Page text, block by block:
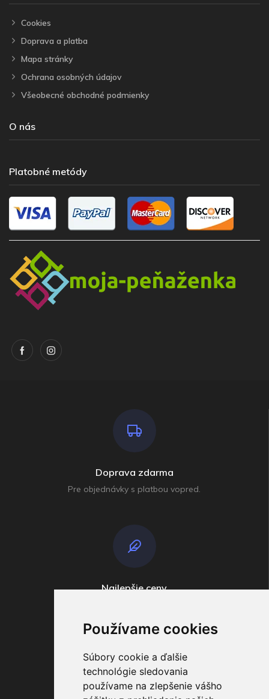
Používame cookies
Súbory cookie a ďalšie
technológie sledovania
používame na zlepšenie vášho
Cookies
Doprava a platba
Mapa stránky
Ochrana osobných údajov
Všeobecné obchodné podmienky
O nás
Platobné metódy
Doprava zdarma
Pre objednávky s platbou vopred.
Najlepšie ceny